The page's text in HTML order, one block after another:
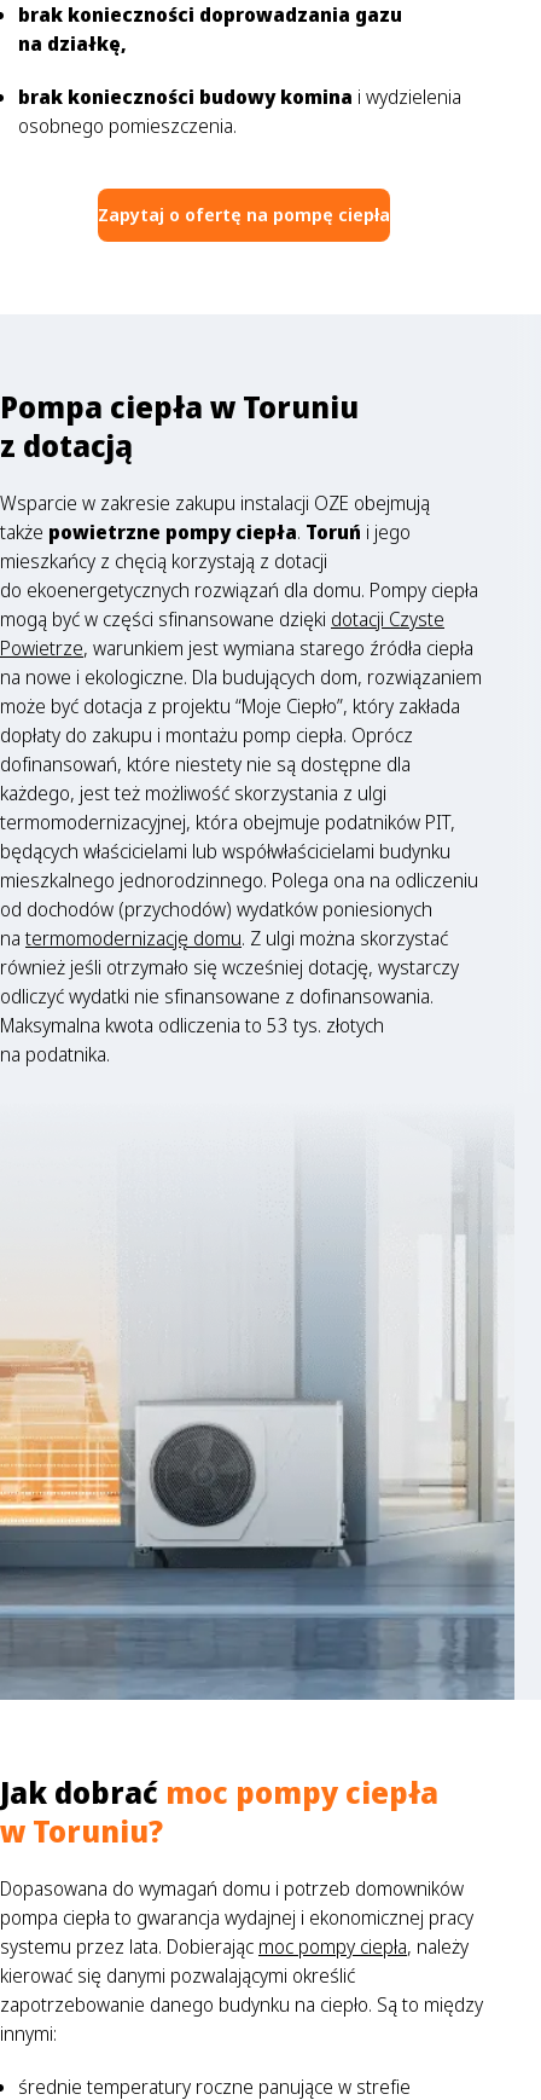
brak konieczności doprowadzania gazu
na działkę,
brak konieczności budowy komina i wydzielenia
osobnego pomieszczenia.
Zapytaj o ofertę na pompę ciepła
Pompa ciepła w Toruniu
z dotacją
Wsparcie w zakresie zakupu instalacji OZE obejmują
także powietrzne pompy ciepła. Toruń i jego
mieszkańcy z chęcią korzystają z dotacji
do ekoenergetycznych rozwiązań dla domu. Pompy ciepła
mogą być w części sfinansowane dzięki dotacji Czyste
Powietrze, warunkiem jest wymiana starego źródła ciepła
na nowe i ekologiczne. Dla budujących dom, rozwiązaniem
może być dotacja z projektu “Moje Ciepło”, który zakłada
dopłaty do zakupu i montażu pomp ciepła. Oprócz
dofinansowań, które niestety nie są dostępne dla
każdego, jest też możliwość skorzystania z ulgi
termomodernizacyjnej, która obejmuje podatników PIT,
będących właścicielami lub współwłaścicielami budynku
mieszkalnego jednorodzinnego. Polega ona na odliczeniu
od dochodów (przychodów) wydatków poniesionych
na termomodernizację domu. Z ulgi można skorzystać
również jeśli otrzymało się wcześniej dotację, wystarczy
odliczyć wydatki nie sfinansowane z dofinansowania.
Maksymalna kwota odliczenia to 53 tys. złotych
na podatnika.
Jak dobrać moc pompy ciepła
w Toruniu?
Dopasowana do wymagań domu i potrzeb domowników
pompa ciepła to gwarancja wydajnej i ekonomicznej pracy
systemu przez lata. Dobierając moc pompy ciepła, należy
kierować się danymi pozwalającymi określić
zapotrzebowanie danego budynku na ciepło. Są to między
innymi:
średnie temperatury roczne panujące w strefie